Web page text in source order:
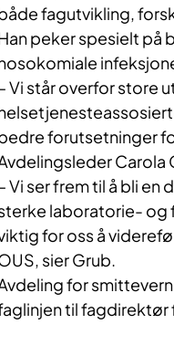
fagutvikling,
peker spesielt på
Vi står overfor store
forutsetninger
Carola
Vi ser frem til å bli
laboratorie- og
for oss å
sier Grub.
for
til fagdirektør